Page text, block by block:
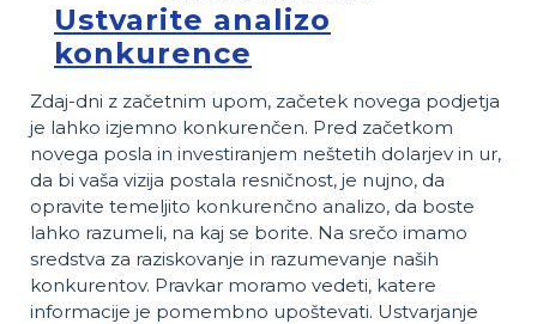
Ustvarite analizo
konkurence
Zdaj-dni z začetnim upom, začetek novega podjetja
je lahko izjemno konkurenčen. Pred začetkom
novega posla in investiranjem neštetih dolarjev in ur,
da bi vaša vizija postala resničnost, je nujno, da
opravite temeljito konkurenčno analizo, da boste
lahko razumeli, na kaj se borite. Na srečo imamo
sredstva za raziskovanje in razumevanje naših
konkurentov. Pravkar moramo vedeti, katere
informacije je pomembno upoštevati. Ustvarjanje